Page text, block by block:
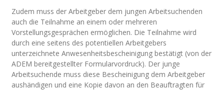
Zudem muss der Arbeitgeber dem jungen Arbeitsuchenden
auch die Teilnahme an einem oder mehreren
Vorstellungsgesprächen ermöglichen. Die Teilnahme wird
durch eine seitens des potentiellen Arbeitgebers
unterzeichnete Anwesenheitsbescheinigung bestätigt (von der
ADEM bereitgestellter Formularvordruck). Der junge
Arbeitsuchende muss diese Bescheinigung dem Arbeitgeber
aushändigen und eine Kopie davon an den Beauftragten für